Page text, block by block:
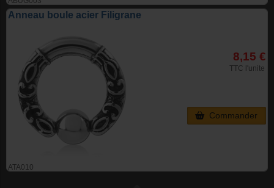
Anneau boule acier Filigrane
ATA010
8,15 €
TTC l'unite
Commander